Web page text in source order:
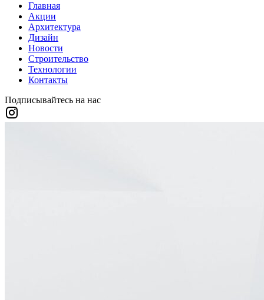
Главная
Акции
Архитектура
Дизайн
Новости
Строительство
Технологии
Контакты
Подписывайтесь на нас